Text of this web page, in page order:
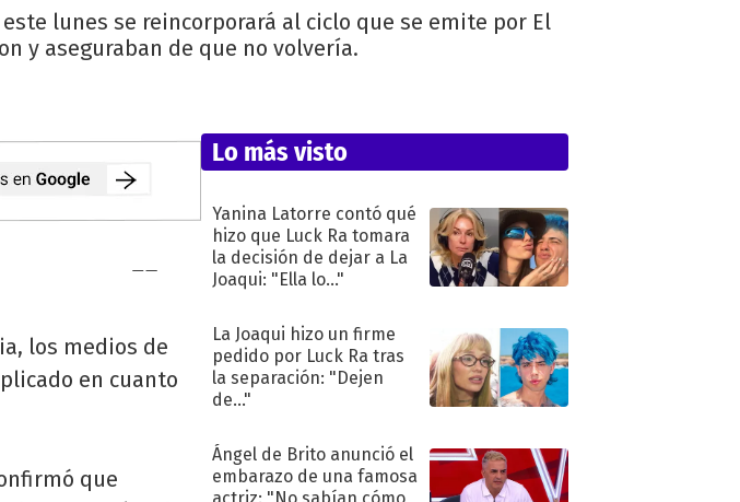
lunes se reincorporará al ciclo que se emite por El
y aseguraban de que no volvería.
los medios de
en cuanto
que
Lo más visto
Yanina Latorre contó qué
hizo que Luck Ra tomara
la decisión de dejar a La
Joaqui: "Ella lo..."
La Joaqui hizo un firme
pedido por Luck Ra tras
la separación: "Dejen
de..."
Ángel de Brito anunció el
embarazo de una famosa